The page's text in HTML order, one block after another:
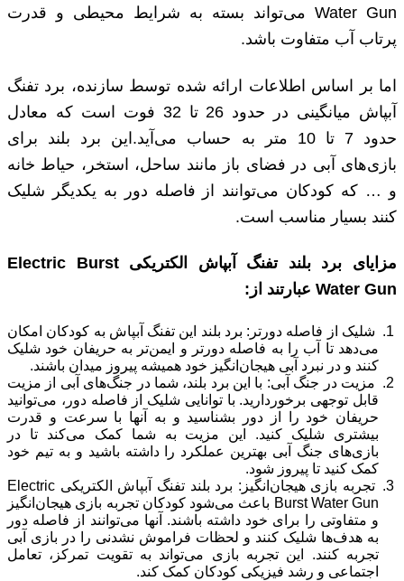
Water Gun می‌تواند بسته به شرایط محیطی و قدرت
پرتاب آب متفاوت باشد.
اما بر اساس اطلاعات ارائه شده توسط سازنده، برد تفنگ
آبپاش میانگینی در حدود 26 تا 32 فوت است که معادل
حدود 7 تا 10 متر به حساب می‌آید.این برد بلند برای
بازی‌های آبی در فضای باز مانند ساحل، استخر، حیاط خانه
و … که کودکان می‌توانند از فاصله دور به یکدیگر شلیک
کنند بسیار مناسب است.
مزایای برد بلند تفنگ آبپاش الکتریکی Electric Burst
Water Gun عبارتند از:
شلیک از فاصله دورتر: برد بلند این تفنگ آبپاش به کودکان امکان
می‌دهد تا آب را به فاصله دورتر و ایمن‌تر به حریفان خود شلیک
کنند و در نبرد آبی هیجان‌انگیز خود همیشه پیروز میدان باشند.
مزیت در جنگ آبی: با این برد بلند، شما در جنگ‌های آبی از مزیت
قابل توجهی برخوردارید. با توانایی شلیک از فاصله دور، می‌توانید
حریفان خود را از دور بشناسید و به آنها با سرعت و قدرت
بیشتری شلیک کنید. این مزیت به شما کمک می‌کند تا در
بازی‌های جنگ آبی بهترین عملکرد را داشته باشید و به تیم خود
کمک کنید تا پیروز شود.
تجربه بازی هیجان‌انگیز: برد بلند تفنگ آبپاش الکتریکی Electric
Burst Water Gun باعث می‌شود کودکان تجربه بازی هیجان‌انگیز
و متفاوتی را برای خود داشته باشند. آنها می‌توانند از فاصله دور
به هدف‌ها شلیک کنند و لحظات فراموش نشدنی را در بازی آبی
تجربه کنند. این تجربه بازی می‌تواند به تقویت تمرکز، تعامل
اجتماعی و رشد فیزیکی کودکان کمک کند.